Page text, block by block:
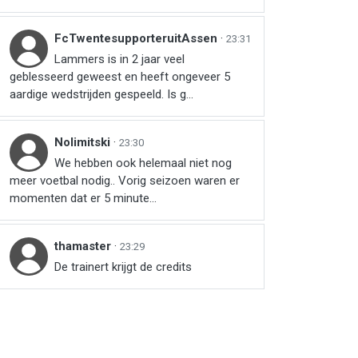
FcTwentesupporteruitAssen · 23:31
Lammers is in 2 jaar veel
geblesseerd geweest en heeft ongeveer 5
aardige wedstrijden gespeeld. Is g...
Nolimitski · 23:30
We hebben ook helemaal niet nog
meer voetbal nodig.. Vorig seizoen waren er
momenten dat er 5 minute...
thamaster · 23:29
De trainert krijgt de credits